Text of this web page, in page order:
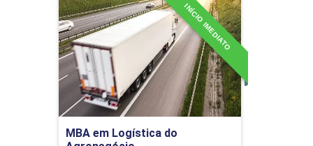
Planejamento e Organização dos
Sistemas de Armazenagem
10h
MBA em Logística do
INÍCIO IMEDIATO
MBA em Logística do
Agronegócio
Detalhes do curso
Ir para Inscrição